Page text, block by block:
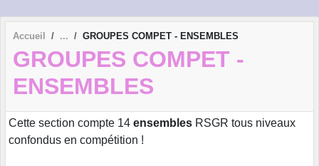
Accueil GROUPES COMPET - ENSEMBLES
GROUPES COMPET -
ENSEMBLES
Cette section compte 14 ensembles RSGR tous niveaux
confondus en compétition !